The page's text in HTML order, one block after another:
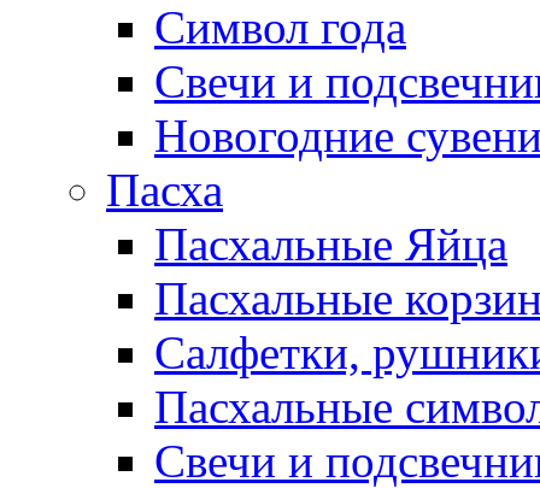
Символ года
Свечи и
Новогодние
Пасха
Пасхальные Яйца
Пасхальные
Салфетки,
Пасхальные
Свечи и